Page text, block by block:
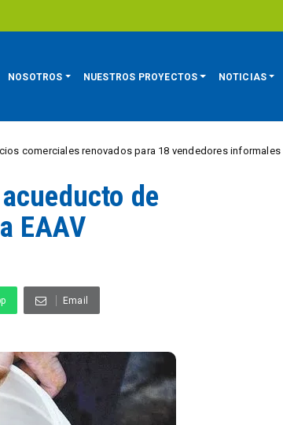
NOSOTROS NUESTROS PROYECTOS NOTICIAS
renovados para 18 vendedores informales REGIÓN
de
EAAV
Email